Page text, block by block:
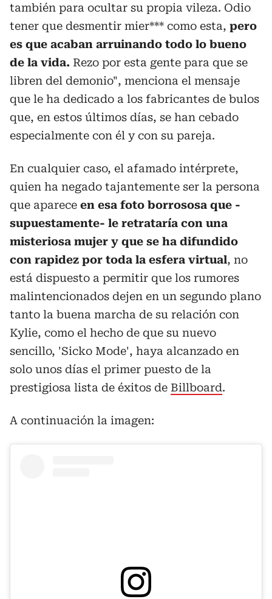
también para ocultar su propia vileza. Odio
tener que desmentir mier*** como esta, pero
es que acaban arruinando todo lo bueno
de la vida. Rezo por esta gente para que se
libren del demonio", menciona el mensaje
que le ha dedicado a los fabricantes de bulos
que, en estos últimos días, se han cebado
especialmente con él y con su pareja.
En cualquier caso, el afamado intérprete,
quien ha negado tajantemente ser la persona
que aparece en esa foto borrososa que -
supuestamente- le retrataría con una
misteriosa mujer y que se ha difundido
con rapidez por toda la esfera virtual, no
está dispuesto a permitir que los rumores
malintencionados dejen en un segundo plano
tanto la buena marcha de su relación con
Kylie, como el hecho de que su nuevo
sencillo, 'Sicko Mode', haya alcanzado en
solo unos días el primer puesto de la
prestigiosa lista de éxitos de Billboard.
A continuación la imagen: